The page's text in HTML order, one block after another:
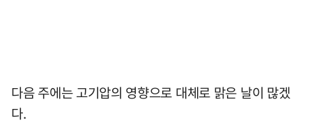
다음 주에는 고기압의 영향으로 대체로 맑은 날이 많겠
다.